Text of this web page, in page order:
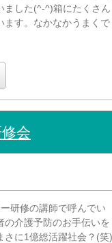
ました(^-^)箱にたくさん
ます。なかなかうまくで
会
修の講師で呼んでい
の介護予防のお手伝いを
さに1億総活躍社会？(笑)